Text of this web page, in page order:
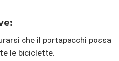
che il portapacchi possa
le biciclette.